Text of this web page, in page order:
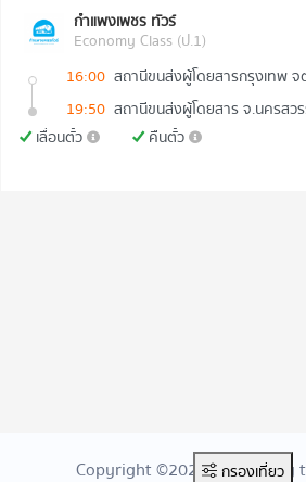
กำแพงเพชร ทัวร์
Economy Class (ป.1)
16:00 สถานีขนส่งผู้โดยสารกรุงเทพ
19:50 สถานีขนส่งผู้โดยสาร จ.นครสว
เลื่อนตั๋ว
คืนตั๋ว
กรองเที่ยว
Copyright ©2026 Created By